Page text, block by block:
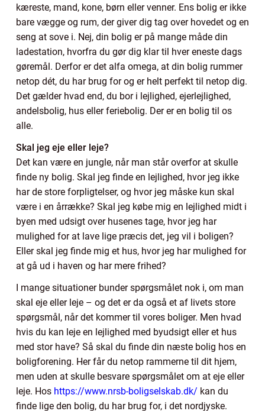
kæreste, mand, kone, børn eller venner. Ens bolig er ikke
bare vægge og rum, der giver dig tag over hovedet og en
seng at sove i. Nej, din bolig er på mange måde din
ladestation, hvorfra du gør dig klar til hver eneste dags
gøremål. Derfor er det alfa omega, at din bolig rummer
netop dét, du har brug for og er helt perfekt til netop dig.
Det gælder hvad end, du bor i lejlighed, ejerlejlighed,
andelsbolig, hus eller feriebolig. Der er en bolig til os
alle.
Skal jeg eje eller leje?
Det kan være en jungle, når man står overfor at skulle
finde ny bolig. Skal jeg finde en lejlighed, hvor jeg ikke
har de store forpligtelser, og hvor jeg måske kun skal
være i en årrække? Skal jeg købe mig en lejlighed midt i
byen med udsigt over husenes tage, hvor jeg har
mulighed for at lave lige præcis det, jeg vil i boligen?
Eller skal jeg finde mig et hus, hvor jeg har mulighed for
at gå ud i haven og har mere frihed?
I mange situationer bunder spørgsmålet nok i, om man
skal eje eller leje – og det er da også et af livets store
spørgsmål, når det kommer til vores boliger. Men hvad
hvis du kan leje en lejlighed med byudsigt eller et hus
med stor have? Så skal du finde din næste bolig hos en
boligforening. Her får du netop rammerne til dit hjem,
men uden at skulle besvare spørgsmålet om at eje eller
leje. Hos https://www.nrsb-boligselskab.dk/ kan du
finde lige den bolig, du har brug for, i det nordjyske.